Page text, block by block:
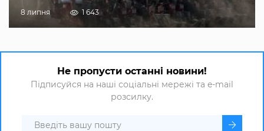
8 липня 1 643
Не пропусти останні новини!
Підписуйся на наші соціальні мережі та e-mail
розсилку.